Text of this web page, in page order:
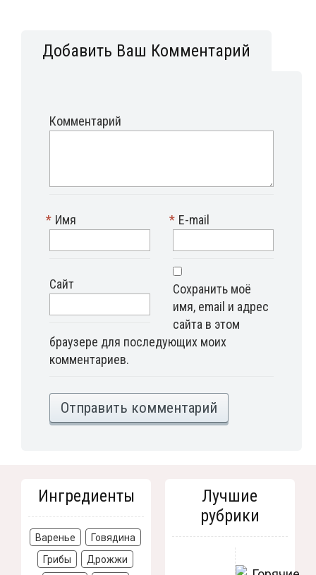
Добавить Ваш Комментарий
Комментарий
Имя
* E-mail
*
Сайт
Сохранить моё
имя, email и адрес
сайта в этом
браузере для последующих моих
комментариев.
Ингредиенты
Варенье
Говядина
Грибы
Дрожжи
Лучшие
рубрики